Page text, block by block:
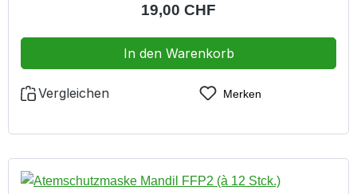
behandelten Produkt effektive Reinigung und Hygiene
Regulärer Preis:
19,00 CHF
In den Warenkorb
Vergleichen Merken